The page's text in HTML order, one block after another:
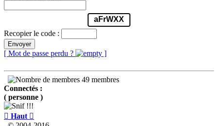
aFrWXX
Recopier le code :
Envoyer
[ Mot de passe perdu ? ]
49 membres
Connectés :
( personne )
 Haut 